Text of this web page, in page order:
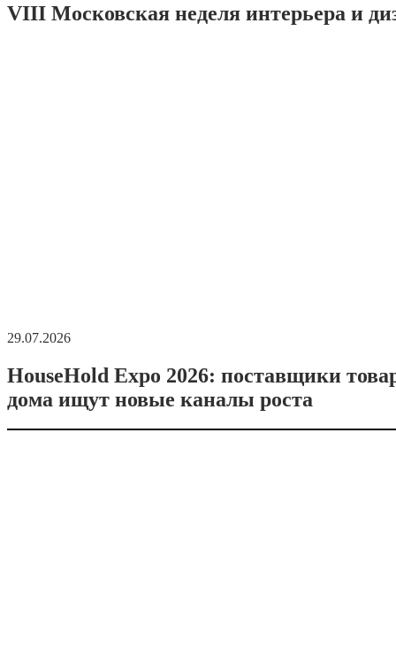
VIII Московская неделя интерьера и
29.07.2026
HouseHold Expo 2026: поставщики
дома ищут новые каналы роста